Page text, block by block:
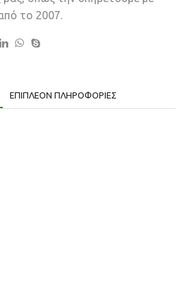
το 2007.
ΕΠΙΠΛΈΟΝ ΠΛΗΡΟΦΟΡΊΕΣ